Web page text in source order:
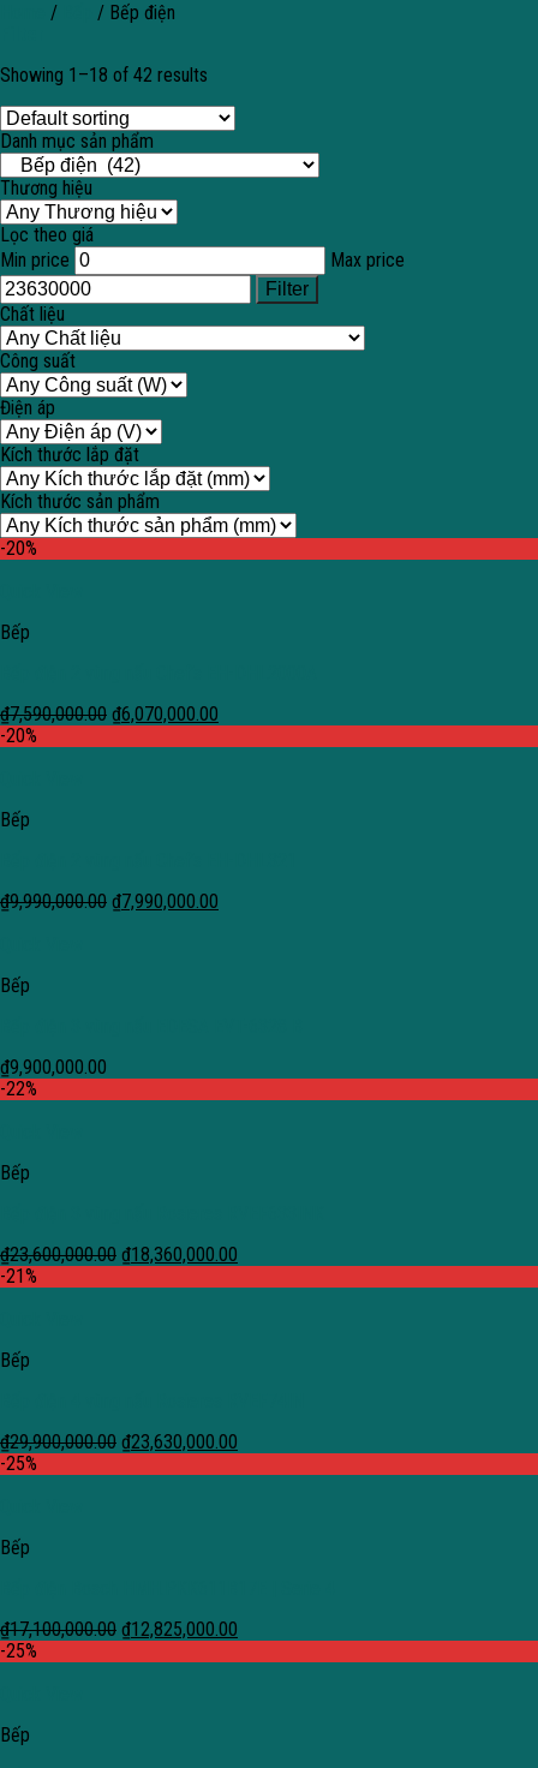
/ / Bếp điện
Showing 1–18 of 42 results
Danh mục sản phẩm
Thương hiệu
Lọc theo giá
Min price
Max price
Filter
Chất liệu
Công suất
Điện áp
Kích thước lắp đặt
Kích thước sản phẩm
-20%
Bếp
₫7,590,000.00 ₫6,070,000.00
-20%
Bếp
₫9,990,000.00 ₫7,990,000.00
Bếp
₫9,900,000.00
-22%
Bếp
₫23,600,000.00 ₫18,360,000.00
-21%
Bếp
₫29,900,000.00 ₫23,630,000.00
-25%
Bếp
₫17,100,000.00 ₫12,825,000.00
-25%
Bếp